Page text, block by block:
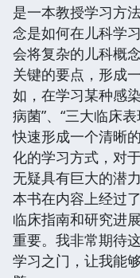
是一本教授学习方
念是如何在儿科学
会将复杂的儿科概
关键的要点，形成
如，在学习某种感
病菌”、“三大临床
快速形成一个清晰
化的学习方式，对
无疑具有巨大的潜
本书在内容上经过
临床指南和研究进
重要。我非常期待
学习之门，让我能